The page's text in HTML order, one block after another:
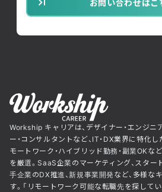
Workship キャリアは、デザイナー・エンジニ
ー・コンサルタントなど、IT・DX業界に特化
モートワーク・ハイブリッド勤務・副業OKな
を厳選。SaaS企業のマーケティング、スター
手企業のDX推進、新規事業開発など、多様な
す。「リモートワーク可能な転職先を探して